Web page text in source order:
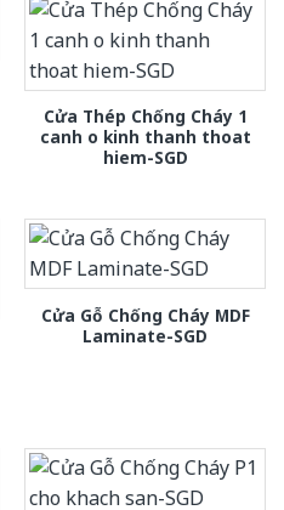
Cửa Thép Chống Cháy 1
canh o kinh thanh thoat
hiem-SGD
Cửa Gỗ Chống Cháy MDF
Laminate-SGD